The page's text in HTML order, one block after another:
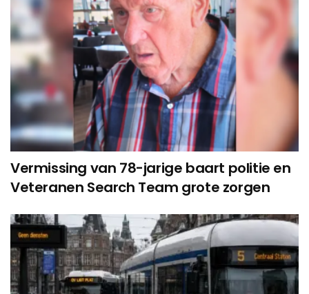
Vermissing van 78-jarige baart politie en
Veteranen Search Team grote zorgen